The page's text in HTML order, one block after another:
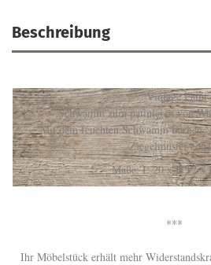
Beschreibung
Vintage Paint
Schwamm zum patinieren von
Mit dem feuchten Schwamm Farben
Ziegelmuster
Maße: L 20 x B 12 x
***
Ihr Möbelstück erhält mehr